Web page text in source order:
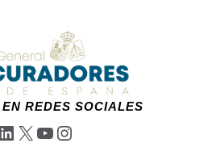
REDES SOCIALES
LinkedIn
X YouTube
Instagram